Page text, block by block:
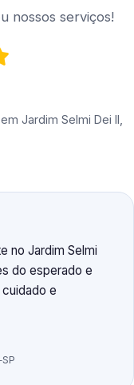
nossos serviços!
Jardim Selmi Dei II,
no Jardim Selmi
do esperado e
e